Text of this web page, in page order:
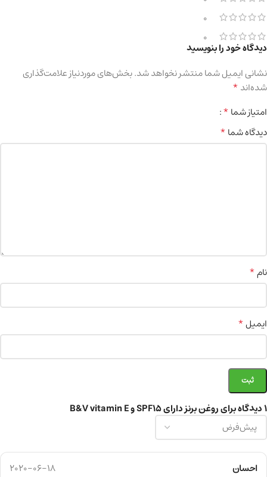
0
0
1 دیدگاه برای روغن برنز دارای SPF15 و B&V vitamin E
احسان 2020-06-18
دیدگاه خود را بنویسید
نشانی ایمیل شما منتشر نخواهد شد.بخش‌های موردنیاز علامت‌گذاری
شده‌اند*
امتیاز شما*
دیدگاه شما*
نام*
ایمیل*